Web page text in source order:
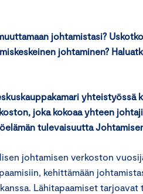
johtamistasi?
johtaminen?
yhteistyössä
joka kokoaa yhteen
tulevaisuutta
johtamisen verkoston
kehittämään
Lähitapaamiset